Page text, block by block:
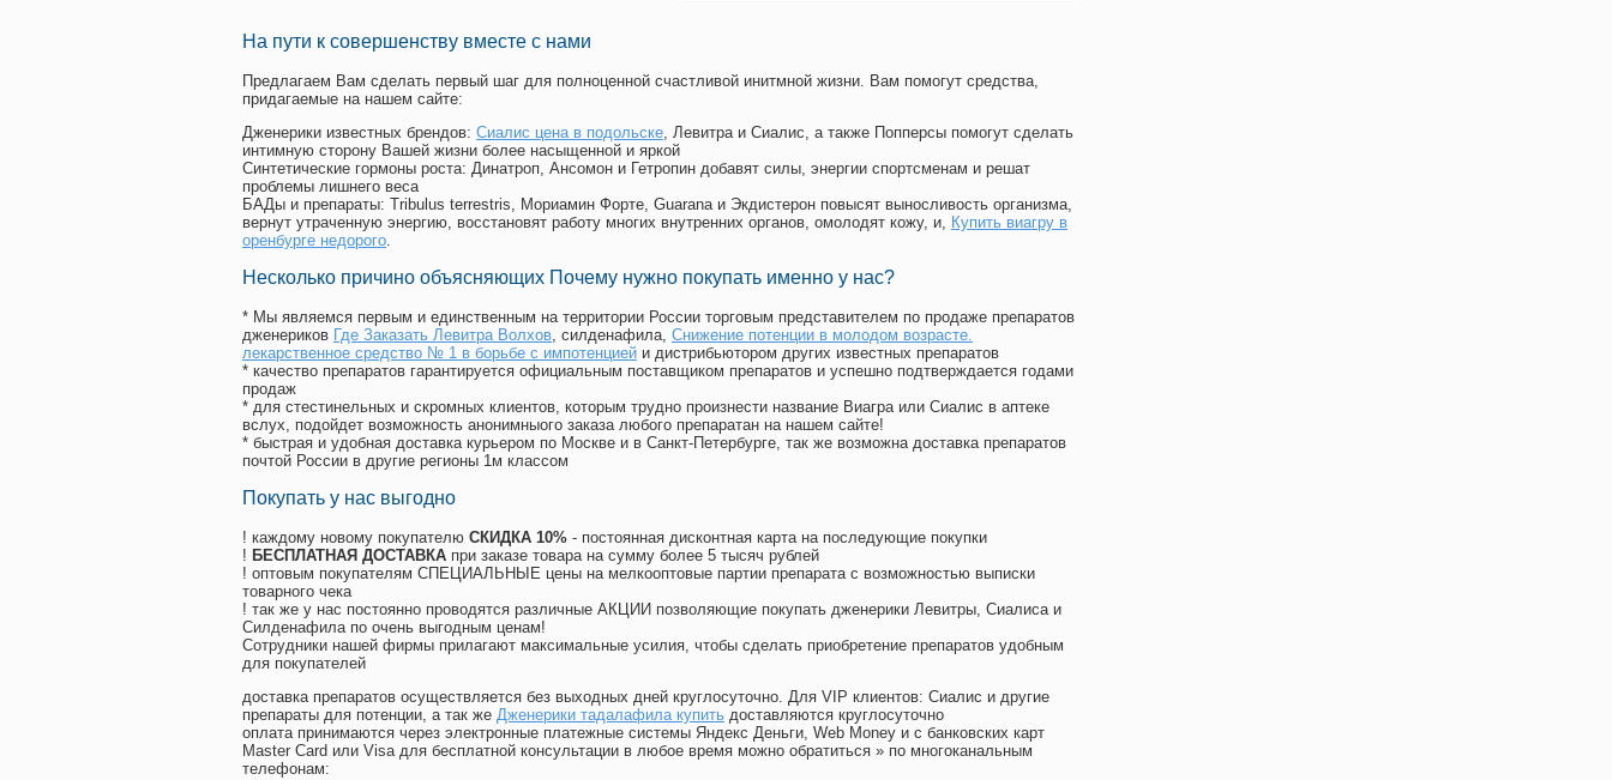
На пути к совершенству вместе с нами
Предлагаем Вам сделать первый шаг для полноценной счастливой инитмной жизни. Вам помогут средства,
придагаемые на нашем сайте:
Дженерики известных брендов: Сиалис цена в подольске, Левитра и Сиалис, а также Попперсы помогут сделать
интимную сторону Вашей жизни более насыщенной и яркой
Синтетические гормоны роста: Динатроп, Ансомон и Гетропин добавят силы, энергии спортсменам и решат
проблемы лишнего веса
БАДы и препараты: Tribulus terrestris, Мориамин Форте, Guarana и Экдистерон повысят выносливость организма,
вернут утраченную энергию, восстановят работу многих внутренних органов, омолодят кожу, и, Купить виагру в
оренбурге недорого.
Несколько причино объясняющих Почему нужно покупать именно у нас?
* Мы являемся первым и единственным на территории России торговым представителем по продаже препаратов
дженериков Где Заказать Левитра Волхов, силденафила, Снижение потенции в молодом возрасте.
лекарственное средство № 1 в борьбе с импотенцией и дистрибьютором других известных препаратов
* качество препаратов гарантируется официальным поставщиком препаратов и успешно подтверждается годами
продаж
* для стестинельных и скромных клиентов, которым трудно произнести название Виагра или Сиалис в аптеке
вслух, подойдет возможность анонимныого заказа любого препаратан на нашем сайте!
* быстрая и удобная доставка курьером по Москве и в Санкт-Петербурге, так же возможна доставка препаратов
почтой России в другие регионы 1м классом
Покупать у нас выгодно
! каждому новому покупателю СКИДКА 10% - постоянная дисконтная карта на последующие покупки
! БЕСПЛАТНАЯ ДОСТАВКА при заказе товара на сумму более 5 тысяч рублей
! оптовым покупателям СПЕЦИАЛЬНЫЕ цены на мелкооптовые партии препарата с возможностью выписки
товарного чека
! так же у нас постоянно проводятся различные АКЦИИ позволяющие покупать дженерики Левитры, Сиалиса и
Силденафила по очень выгодным ценам!
Cотрудники нашей фирмы прилагают максимальные усилия, чтобы сделать приобретение препаратов удобным
для покупателей
доставка препаратов осуществляется без выходных дней круглосуточно. Для VIP клиентов: Сиалис и другие
препараты для потенции, а так же Дженерики тадалафила купить доставляются круглосуточно
оплата принимаются через электронные платежные системы Яндекс Деньги, Web Money и с банковских карт
Master Card или Visa для бесплатной консультации в любое время можно обратиться » по многоканальным
телефонам: